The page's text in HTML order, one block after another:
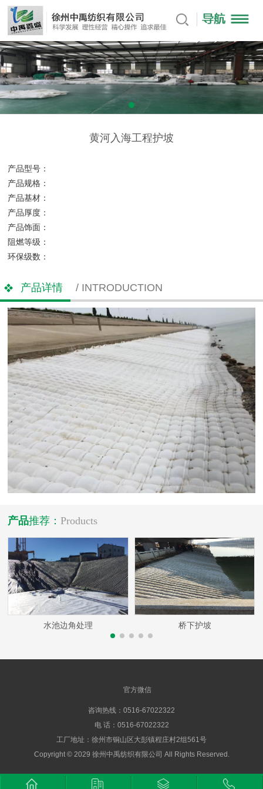
黄河入海工程护坡
产品型号：
产品规格：
产品基材：
产品厚度：
产品饰面：
阻燃等级：
环保级数：
产品详情 / INTRODUCTION
产品推荐：Products
水池边角处理 桥下护坡
官方微信
咨询热线：0516-67022322
电 话：0516-67022322
工厂地址：徐州市铜山区大彭镇程庄村2组561号
Copyright © 2029 徐州中禹纺织有限公司 All Rights Reserved.